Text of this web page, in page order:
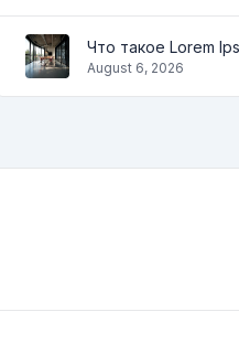
August 6, 2026